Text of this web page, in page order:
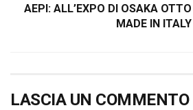
AEPI: ALL’EXPO DI OSAKA
MADE IN ITALY
LASCIA UN COMMENTO